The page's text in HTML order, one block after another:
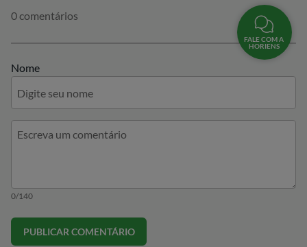
0 comentários
Nome
0/140
PUBLICAR COMENTÁRIO
FALE COM A
HORIENS